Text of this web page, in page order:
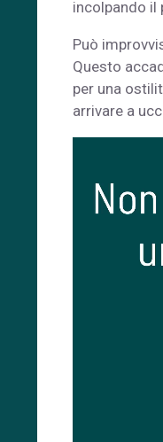
incolpando il
Può
Questo
per una
arrivare a